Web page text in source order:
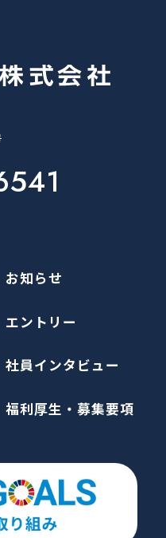
お知らせ
エントリー
社員インタビュー
福利厚生・募集要項